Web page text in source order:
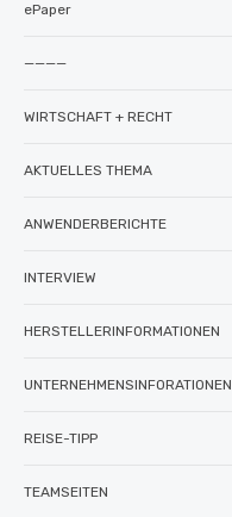
ePaper
————
WIRTSCHAFT + RECHT
AKTUELLES THEMA
ANWENDERBERICHTE
INTERVIEW
HERSTELLERINFORMATIONEN
UNTERNEHMENSINFORATIONEN
REISE-TIPP
TEAMSEITEN